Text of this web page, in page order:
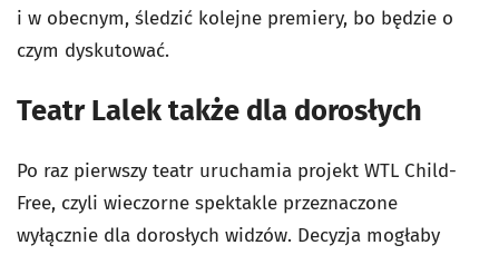
i w obecnym, śledzić kolejne premiery, bo będzie o
czym dyskutować.
Teatr Lalek także dla dorosłych
Po raz pierwszy teatr uruchamia projekt WTL Child-
Free, czyli wieczorne spektakle przeznaczone
wyłącznie dla dorosłych widzów. Decyzja mogłaby